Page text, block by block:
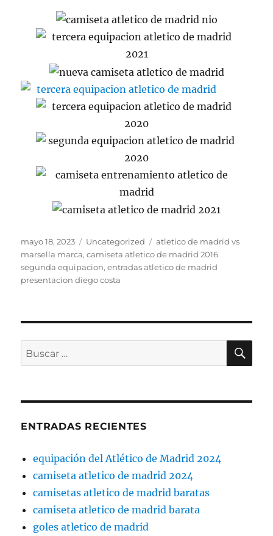
Publicado
el
mayo 18, 2023 Categorías
Uncategorized Etiquetas
atletico de madrid vs
marsella marca,camiseta atletico de madrid 2016
segunda equipacion,entradas atletico de madrid
presentacion diego costa
Buscar
por:
ENTRADAS RECIENTES
equipación del Atlético de Madrid 2024
camiseta atletico de madrid 2024
camisetas atletico de madrid baratas
camiseta atletico de madrid barata
goles atletico de madrid